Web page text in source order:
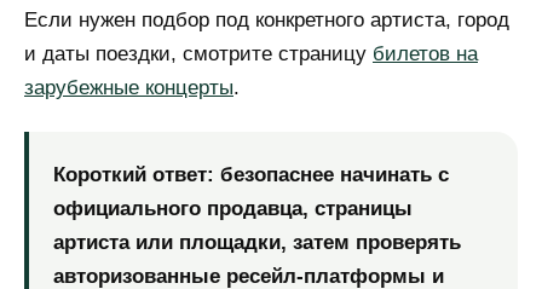
Если нужен подбор под конкретного артиста, город
и даты поездки, смотрите страницу билетов на
зарубежные концерты.
Короткий ответ: безопаснее начинать с
официального продавца, страницы
артиста или площадки, затем проверять
авторизованные ресейл-платформы и